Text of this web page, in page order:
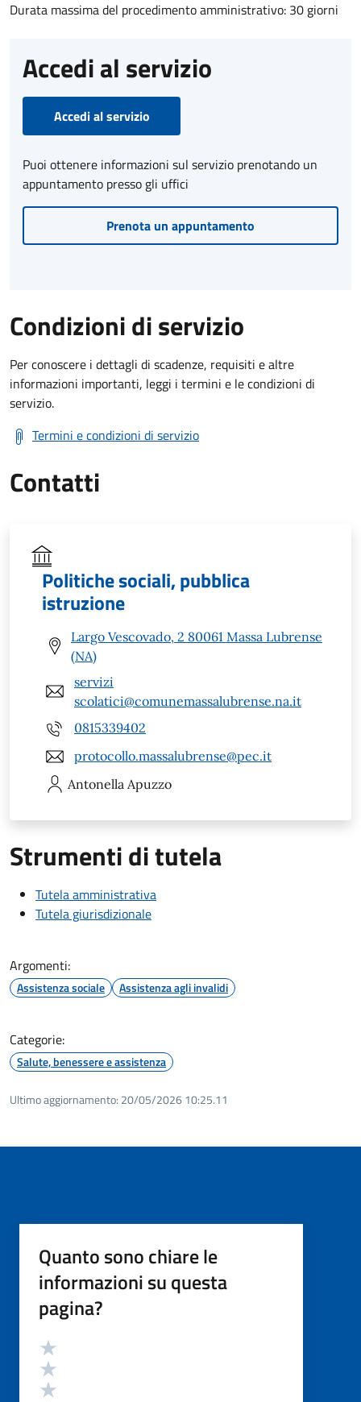
Durata massima del procedimento amministrativo: 30 giorni
Accedi al servizio
Accedi al servizio
Puoi ottenere informazioni sul servizio prenotando un
appuntamento presso gli uffici
Prenota un appuntamento
Condizioni di servizio
Per conoscere i dettagli di scadenze, requisiti e altre
informazioni importanti, leggi i termini e le condizioni di
servizio.
Termini e condizioni di servizio
Contatti
Politiche sociali, pubblica
istruzione
Largo Vescovado, 2 80061 Massa Lubrense
(NA)
servizi
scolatici@comunemassalubrense.na.it
0815339402
protocollo.massalubrense@pec.it
Antonella Apuzzo
Strumenti di tutela
Tutela amministrativa
Tutela giurisdizionale
Argomenti:
Assistenza sociale Assistenza agli invalidi
Categorie:
Salute, benessere e assistenza
Ultimo aggiornamento: 20/05/2026 10:25.11
Quanto sono chiare le
informazioni su questa
pagina?
Valutazione